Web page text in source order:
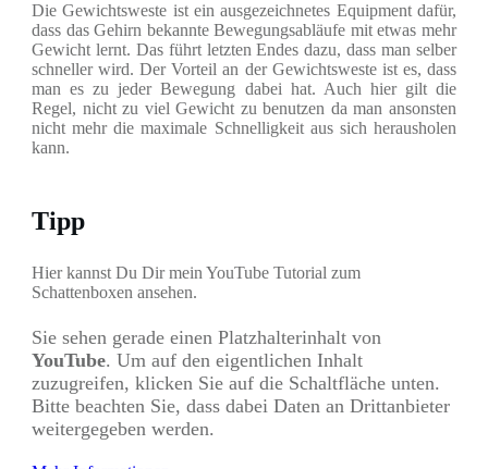
Die Gewichtsweste ist ein ausgezeichnetes Equipment dafür,
dass das Gehirn bekannte Bewegungsabläufe mit etwas mehr
Gewicht lernt. Das führt letzten Endes dazu, dass man selber
schneller wird. Der Vorteil an der Gewichtsweste ist es, dass
man es zu jeder Bewegung dabei hat. Auch hier gilt die
Regel, nicht zu viel Gewicht zu benutzen da man ansonsten
nicht mehr die maximale Schnelligkeit aus sich herausholen
kann.
Tipp
Hier kannst Du Dir mein YouTube Tutorial zum
Schattenboxen ansehen.
Sie sehen gerade einen Platzhalterinhalt von
YouTube. Um auf den eigentlichen Inhalt
zuzugreifen, klicken Sie auf die Schaltfläche unten.
Bitte beachten Sie, dass dabei Daten an Drittanbieter
weitergegeben werden.